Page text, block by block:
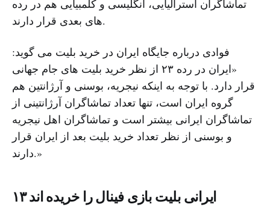
تماشاگران استرالیایی، انگلیسی و کلمبیایی هم در رده
های بعدی قرار دارند.
فوادی درباره جایگاه ایران در خرید بلیت می گوید:
«ایران در رده ۲۳ از نظر خرید بلیت های جام جهانی
قرار دارد. با توجه به اینکه نیجریه، بوسنی و آرژانتین هم
گروه ایران است، تنها تعداد تماشاگران آرژانتینی از
تماشاگران ایرانی بیشتر است و تماشاگران اهل نیجریه
و بوسنی از نظر تعداد خرید بلیت بعد از ایران قرار
دارند.»
۱۳ ایرانی بلیت بازی فینال را خریده اند